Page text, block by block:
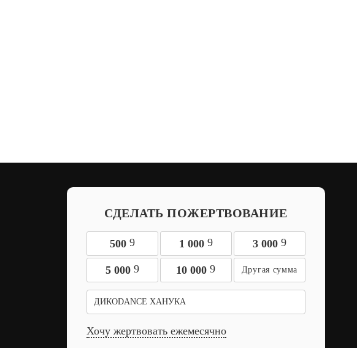
СДЕЛАТЬ ПОЖЕРТВОВАНИЕ
500 9 1 000 9 3 000 9
5 000 9 10 0009
ДИКОDANCE ХАНУКА
Хочу жертвовать ежемесячно